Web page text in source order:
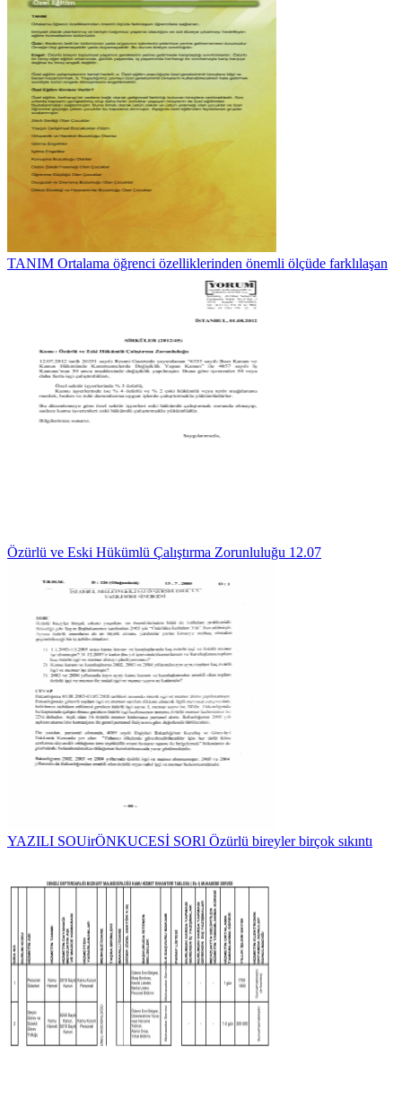
TANIM Ortalama öğrenci özelliklerinden önemli ölçüde farklılaşan
Özürlü ve Eski Hükümlü Çalıştırma Zorunluluğu 12.07
YAZILI SOUirÖNKUCESİ SORl Özürlü bireyler birçok sıkıntı